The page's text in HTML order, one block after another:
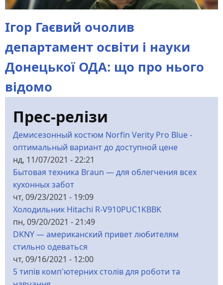
Ігор Гаєвий очолив
департамент освіти і науки
Донецької ОДА: що про нього
відомо
Прес-релізи
Демисезонный костюм Norfin Verity Pro Blue -
оптимальный вариант до доступной цене
нд, 11/07/2021 - 22:21
Бытовая техника Braun — для облегчения всех
кухонных забот
чт, 09/23/2021 - 19:09
Холодильник Hitachi R-V910PUC1KBBK
пн, 09/20/2021 - 21:49
DKNY — американский привет любителям
стильно одеваться
чт, 09/16/2021 - 12:00
5 типів комп'ютерних столів для роботи та